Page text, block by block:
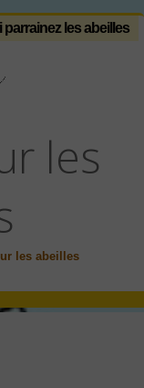
les abeilles
les
les abeilles